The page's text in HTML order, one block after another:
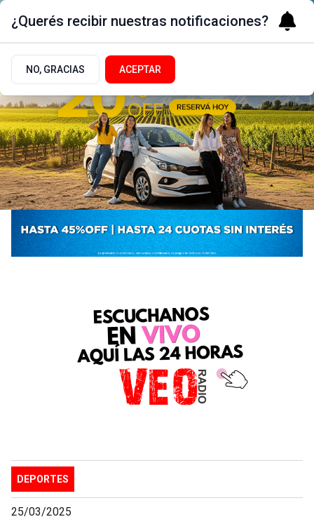
DEPORTES
25/03/2025
¿Querés recibir nuestras notificaciones?
NO, GRACIAS ACEPTAR